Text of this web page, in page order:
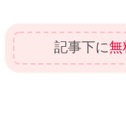
記事下に無